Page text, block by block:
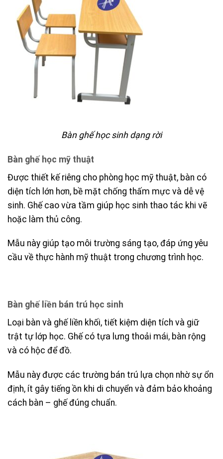
Bàn ghế học sinh dạng rời
Bàn ghế học mỹ thuật
Được thiết kế riêng cho phòng học mỹ thuật, bàn có
diện tích lớn hơn, bề mặt chống thấm mực và dễ vệ
sinh. Ghế cao vừa tầm giúp học sinh thao tác khi vẽ
hoặc làm thủ công.
Mẫu này giúp tạo môi trường sáng tạo, đáp ứng yêu
cầu về thực hành mỹ thuật trong chương trình học.
Bàn ghế liền bán trú học sinh
Loại bàn và ghế liền khối, tiết kiệm diện tích và giữ
trật tự lớp học. Ghế có tựa lưng thoải mái, bàn rộng
và có hộc để đồ.
Mẫu này được các trường bán trú lựa chọn nhờ sự ổn
định, ít gây tiếng ồn khi di chuyển và đảm bảo khoảng
cách bàn – ghế đúng chuẩn.